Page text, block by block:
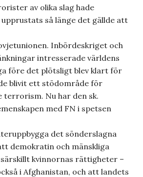
av olika slag hade
så länge det gällde att
Inbördeskriget och
intresserade världens
före det plötsligt blev klart för
blivit ett stödområde för
Nu har den sk.
med FN i spetsen
det sönderslagna
demokratin och mänskliga
kvinnornas rättigheter –
i Afghanistan, och att landets